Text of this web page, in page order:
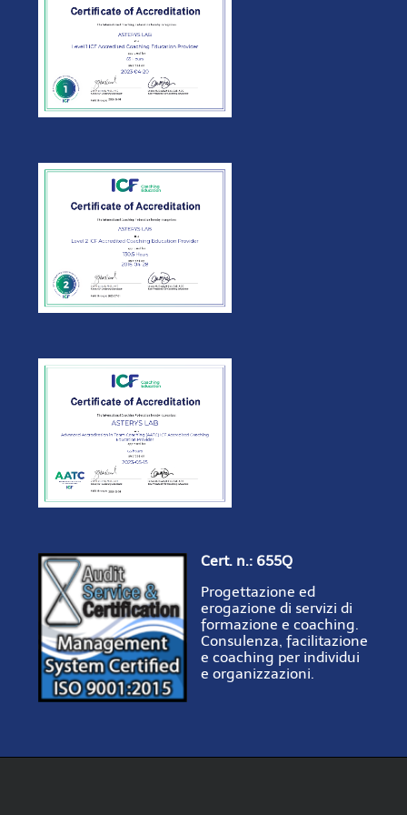
Cert. n.: 655Q
Progettazione ed
erogazione di servizi di
formazione e coaching.
Consulenza, facilitazione
e coaching per individui
e organizzazioni.